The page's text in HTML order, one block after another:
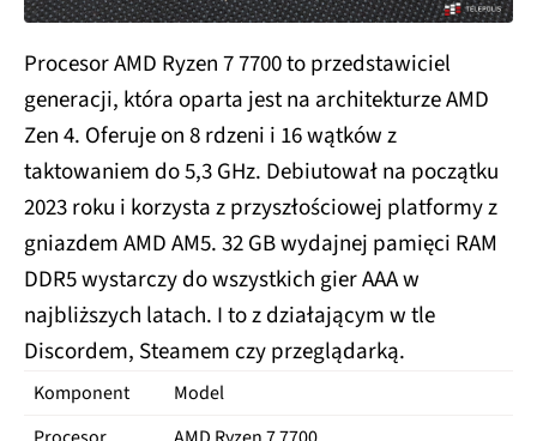
Procesor AMD Ryzen 7 7700 to przedstawiciel
generacji, która oparta jest na architekturze AMD
Zen 4. Oferuje on 8 rdzeni i 16 wątków z
taktowaniem do 5,3 GHz. Debiutował na początku
2023 roku i korzysta z przyszłościowej platformy z
gniazdem AMD AM5. 32 GB wydajnej pamięci RAM
DDR5 wystarczy do wszystkich gier AAA w
najbliższych latach. I to z działającym w tle
Discordem, Steamem czy przeglądarką.
Komponent Model